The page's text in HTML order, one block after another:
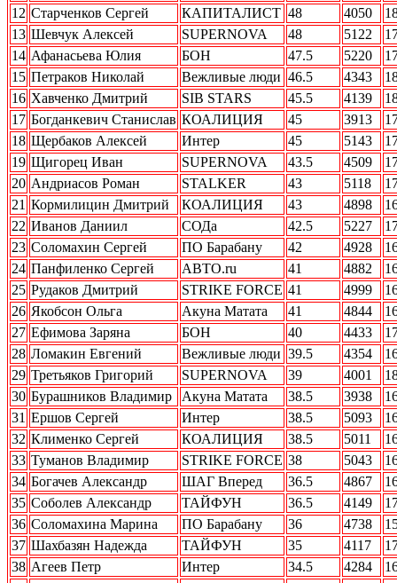
12 Старченков Сергей КАПИТАЛИСТ 48 4050
13 Шевчук Алексей SUPERNOVA 48 5122
14 Афанасьева Юлия БОН 47.5 5220
15 Петраков Николай Вежливые люди 46.5 4343
16 Хавченко Дмитрий SIB STARS 45.5 4139
17 Богданкевич Станислав КОАЛИЦИЯ 45 3913
18 Щербаков Алексей Интер 45 5143
19 Щигорец Иван SUPERNOVA 43.5 4509
20 Андриасов Роман STALKER 43 5118
21 Кормилицин Дмитрий КОАЛИЦИЯ 43 4898
22 Иванов Даниил СОДа 42.5 5227
23 Соломахин Сергей ПО Барабану 42 4928
24 Панфиленко Сергей АВТО.ru 41 4882
25 Рудаков Дмитрий STRIKE FORCE 41 4999
26 Якобсон Ольга Акуна Матата 41 4844
27 Ефимова Заряна БОН 40 4433
28 Ломакин Евгений Вежливые люди 39.5 4354
29 Третьяков Григорий SUPERNOVA 39 4001
30 Бурашников Владимир Акуна Матата 38.5 3938
31 Ершов Сергей Интер 38.5 5093
32 Клименко Сергей КОАЛИЦИЯ 38.5 5011
33 Туманов Владимир STRIKE FORCE 38 5043
34 Богачев Александр ШАГ Вперед 36.5 4867
35 Соболев Александр ТАЙФУН 36.5 4149
36 Соломахина Марина ПО Барабану 36 4738
37 Шахбазян Надежда ТАЙФУН 35 4117
38 Агеев Петр Интер 34.5 4284